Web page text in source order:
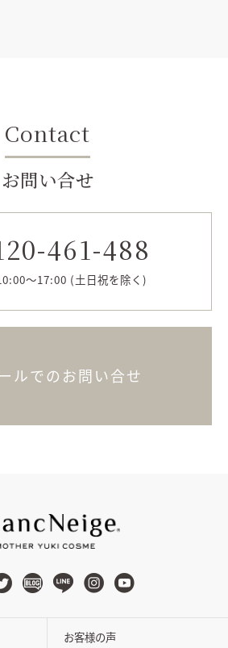
Contact
お問い合せ
461-488
～17:00 (土日祝を除く)
ルでのお問い合せ
お客様の声